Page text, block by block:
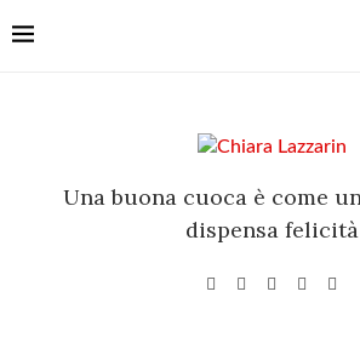
Una buona cuoca è come
dispensa felicità